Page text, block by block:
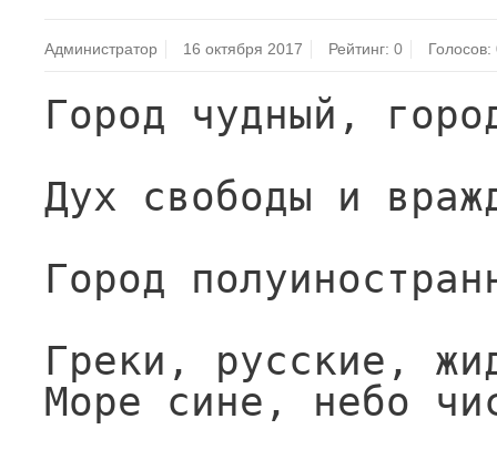
Администратор 16 октября 2017 Рейтинг:0 Голосов:
Город чудный,
Дух свободы и
Город
Греки, русские,
Море сине, небо